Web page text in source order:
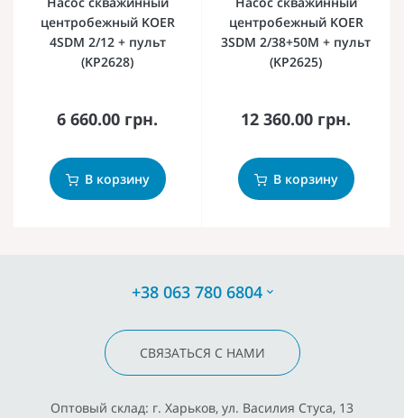
центробежный KOER
4SDM 2/12 + пульт
(KP2628)
6 660.00 грн.
В корзину
центробежный KOER
3SDM 2/38+50M + пульт
(KP2625)
12 360.00 грн.
В корзину
+38 063 780 6804
СВЯЗАТЬСЯ С НАМИ
Оптовый склад: г. Харьков, ул. Василия Стуса, 13